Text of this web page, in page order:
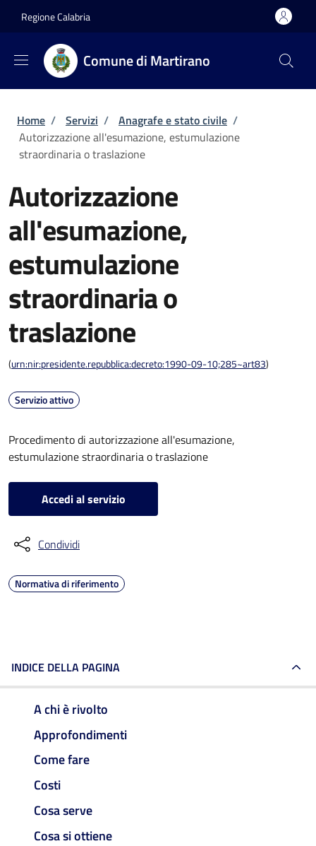
Regione Calabria
Comune di Martirano
Briciole di pane
Home / Servizi / Anagrafe e stato civile /
Autorizzazione all'esumazione, estumulazione
straordinaria o traslazione
Autorizzazione
all'esumazione,
estumulazione
straordinaria o
traslazione
(urn:nir:presidente.repubblica:decreto:1990-09-10;285~art83)
Servizio attivo
Procedimento di autorizzazione all'esumazione,
estumulazione straordinaria o traslazione
Accedi al servizio
Condividi
Normativa di riferimento
INDICE DELLA PAGINA
A chi è rivolto
Approfondimenti
Come fare
Costi
Cosa serve
Cosa si ottiene